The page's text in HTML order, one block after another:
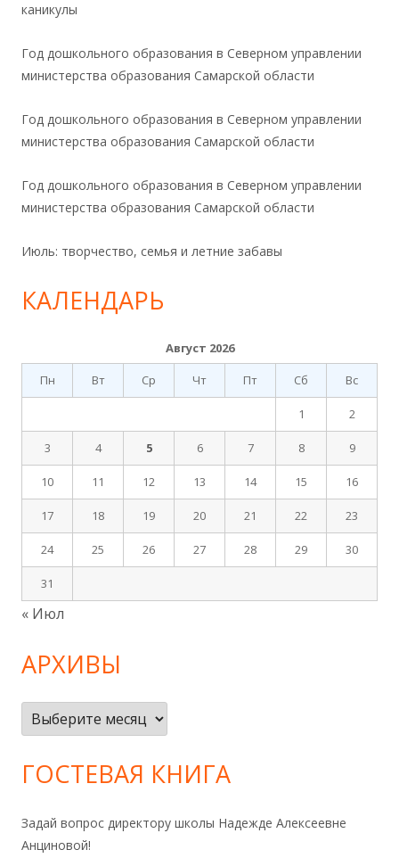
каникулы
Год дошкольного образования в Северном управлении
министерства образования Самарской области
Год дошкольного образования в Северном управлении
министерства образования Самарской области
Год дошкольного образования в Северном управлении
министерства образования Самарской области
Июль: творчество, семья и летние забавы
КАЛЕНДАРЬ
Август 2026
Пн
Вт Ср Чт Пт Сб Вс
1 2
3 4 5 6 7 8 9
10 11 12 13 14 15 16
17 18 19 20 21 22 23
24 25 26 27 28 29 30
31
« Июл
АРХИВЫ
Архивы
ГОСТЕВАЯ КНИГА
Задай вопрос директору школы Надежде Алексеевне
Анциновой!